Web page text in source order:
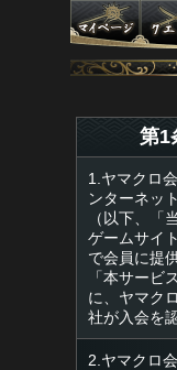
第1
1.ヤマクロ
ンターネッ
（以下、「
ゲームサイ
で会員に提
「本サービ
に、ヤマク
社が入会を
2.ヤマクロ